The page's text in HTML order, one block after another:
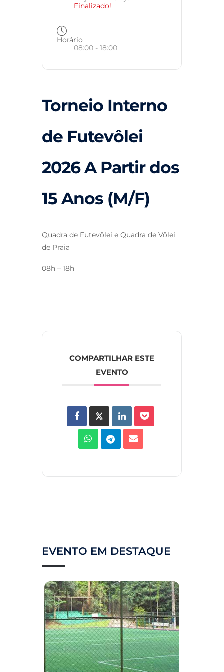
Finalizado!
Horário
08:00 - 18:00
Torneio Interno
de Futevôlei
2026 A Partir dos
15 Anos (M/F)
Quadra de Futevôlei e Quadra de Vôlei
de Praia
08h – 18h
COMPARTILHAR ESTE
EVENTO
EVENTO EM DESTAQUE